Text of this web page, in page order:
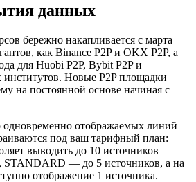
данных
бережно накапливается с марта
как Binance P2P и OKX P2P, а
для Huobi P2P, Bybit P2P и
Новые P2P площадки
на постоянной основе начиная с
отображаемых линий
под ваш тарифный план:
выводить до 10 источников
STANDARD — до 5 источников, а на
отображение 1 источника.